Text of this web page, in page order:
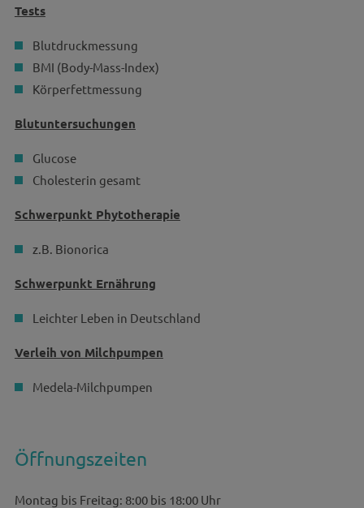
Tests
Blutdruckmessung
BMI (Body-Mass-Index)
Körperfettmessung
Blutuntersuchungen
Glucose
Cholesterin gesamt
Schwerpunkt Phytotherapie
z.B. Bionorica
Schwerpunkt Ernährung
Leichter Leben in Deutschland
Verleih von Milchpumpen
Medela-Milchpumpen
Öffnungszeiten
Montag bis Freitag: 8:00 bis 18:00 Uhr